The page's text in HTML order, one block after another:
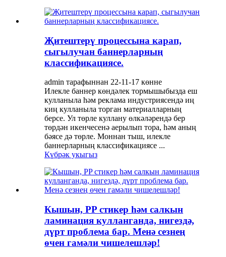
Җитештерү процессына карап,
сыгылучан баннерларның
классификациясе.
admin тарафыннан 22-11-17 көнне
Илекле баннер көндәлек тормышыбызда еш
кулланыла һәм реклама индустриясендә иң
киң кулланыла торган материалларның
берсе. Ул төрле куллану өлкәләрендә бер
төрдән икенчесенә аерылып тора, һәм аның
бәясе дә төрле. Моннан тыш, илекле
баннерларның классификациясе ...
Күбрәк укыгыз
Кышын, PP стикер һәм салкын
ламинация кулланганда, нигездә,
дүрт проблема бар. Менә сезнең
өчен гамәли чишелешләр!